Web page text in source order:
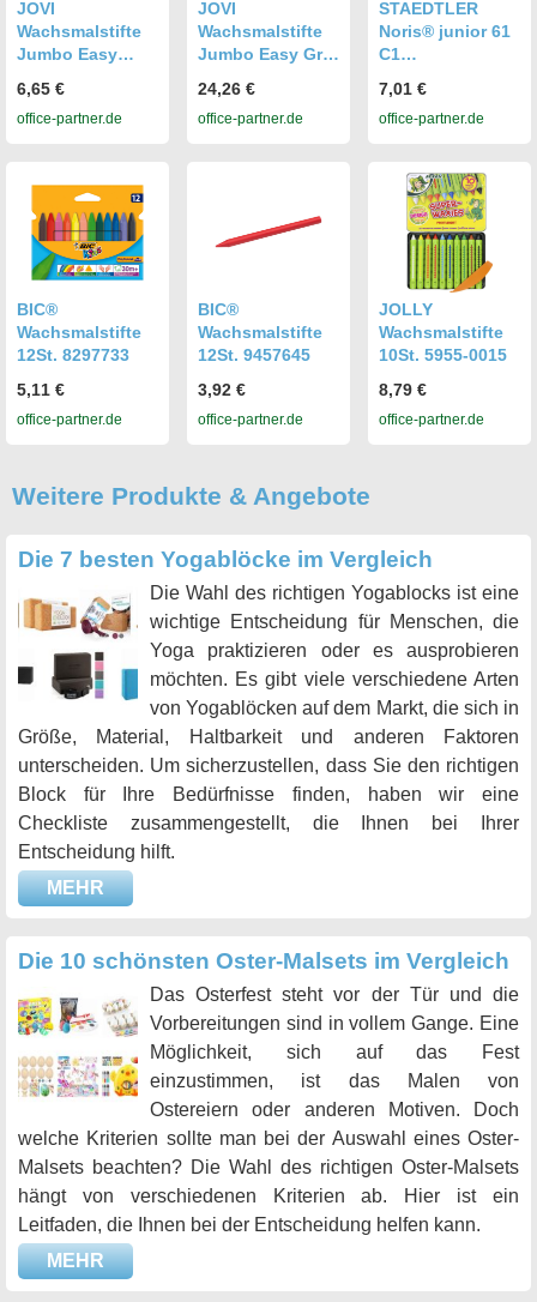
JOVI
Wachsmalstifte
Jumbo Easy
973/12
6,65 €
office-partner.de
JOVI
Wachsmalstifte
Jumbo Easy Grip
973/72
24,26 €
office-partner.de
STAEDTLER
Noris® junior 61
C1
Wachsmalstifte,
Kinderbleistift,
7,01 €
office-partner.de
BIC®
Wachsmalstifte
12St. 8297733
5,11 €
office-partner.de
BIC®
Wachsmalstifte
12St. 9457645
3,92 €
office-partner.de
JOLLY
Wachsmalstifte
10St. 5955-0015
8,79 €
office-partner.de
Weitere Produkte & Angebote
Die 7 besten Yogablöcke im Vergleich
Die Wahl des richtigen Yogablocks ist eine
wichtige Entscheidung für Menschen, die
Yoga praktizieren oder es ausprobieren
möchten. Es gibt viele verschiedene Arten
von Yogablöcken auf dem Markt, die sich in
Größe, Material, Haltbarkeit und anderen Faktoren
unterscheiden. Um sicherzustellen, dass Sie den richtigen
Block für Ihre Bedürfnisse finden, haben wir eine
Checkliste zusammengestellt, die Ihnen bei Ihrer
Entscheidung hilft.
MEHR
Die 10 schönsten Oster-Malsets im Vergleich
Das Osterfest steht vor der Tür und die
Vorbereitungen sind in vollem Gange. Eine
Möglichkeit, sich auf das Fest
einzustimmen, ist das Malen von
Ostereiern oder anderen Motiven. Doch
welche Kriterien sollte man bei der Auswahl eines Oster-
Malsets beachten? Die Wahl des richtigen Oster-Malsets
hängt von verschiedenen Kriterien ab. Hier ist ein
Leitfaden, die Ihnen bei der Entscheidung helfen kann.
MEHR